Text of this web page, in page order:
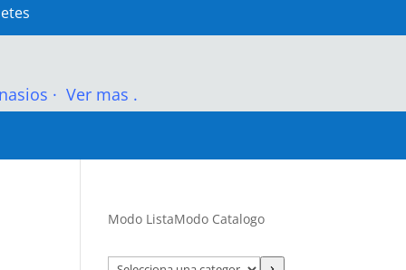
· Ver mas .
Modo ListaModo Catalogo
Selecciona